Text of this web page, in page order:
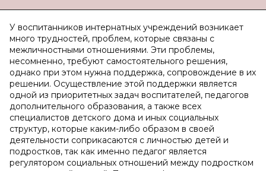
У воспитанников интернатных учреждений возникает
много трудностей, проблем, которые связаны с
межличностными отношениями. Эти проблемы,
несомненно, требуют самостоятельного решения,
однако при этом нужна поддержка, сопровождение в их
решении. Осуществление этой поддержки является
одной из приоритетных задач воспитателей, педагогов
дополнительного образования, а также всех
специалистов детского дома и иных социальных
структур, которые каким-либо образом в своей
деятельности соприкасаются с личностью детей и
подростков, так как именно педагог является
регулятором социальных отношений между подростком